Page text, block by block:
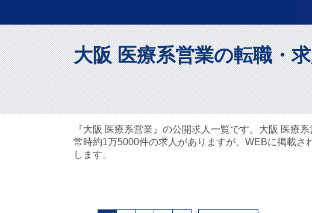
大阪 医療系営業の転職・
『大阪 医療系営業』の公開求人一覧です。大阪 医療
常時約1万5000件の求人がありますが、WEBに掲載
します。